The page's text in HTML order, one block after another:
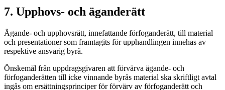
7. Upphovs- och äganderätt
Ägande- och upphovsrätt, innefattande förfoganderätt, till material
och presentationer som framtagits för upphandlingen innehas av
respektive ansvarig byrå.
Önskemål från uppdragsgivaren att förvärva ägande- och
förfoganderätten till icke vinnande byrås material ska skriftligt avtal
ingås om ersättningsprinciper för förvärv av förfoganderätt och